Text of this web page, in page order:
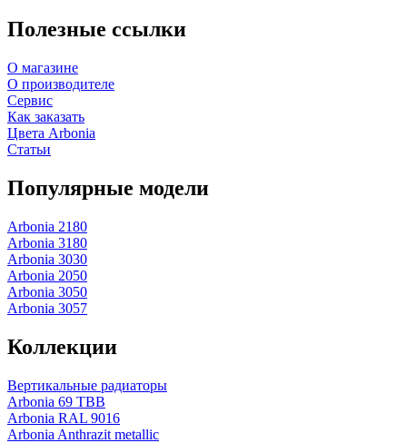
Полезные ссылки
О магазине
О производителе
Сервис
Как заказать
Цвета Arbonia
Статьи
Популярные модели
Arbonia 2180
Arbonia 3180
Arbonia 3030
Arbonia 2050
Arbonia 3050
Arbonia 3057
Коллекции
Вертикальные радиаторы
Arbonia 69 ТВВ
Arbonia RAL 9016
Arbonia Anthrazit metallic